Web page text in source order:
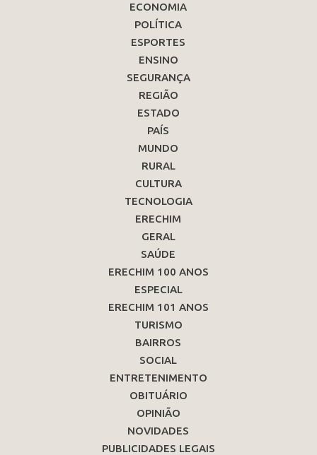
ECONOMIA
POLÍTICA
ESPORTES
ENSINO
SEGURANÇA
REGIÃO
ESTADO
PAÍS
MUNDO
RURAL
CULTURA
TECNOLOGIA
ERECHIM
GERAL
SAÚDE
ERECHIM 100 ANOS
ESPECIAL
ERECHIM 101 ANOS
TURISMO
BAIRROS
SOCIAL
ENTRETENIMENTO
OBITUÁRIO
OPINIÃO
NOVIDADES
PUBLICIDADES LEGAIS